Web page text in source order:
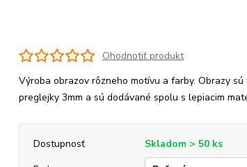
Ohodnotiť produkt
Výroba obrazov rôzneho motívu a farby. Obrazy sú
preglejky 3mm a sú dodávané spolu s lepiacim
Dostupnosť
Skladom > 50 ks